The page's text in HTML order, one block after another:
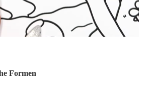
Formen